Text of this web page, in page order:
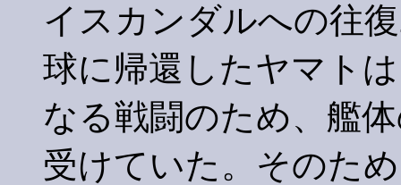
イスカンダルへの往
球に帰還したヤマト
なる戦闘のため、艦
受けていた。そのた